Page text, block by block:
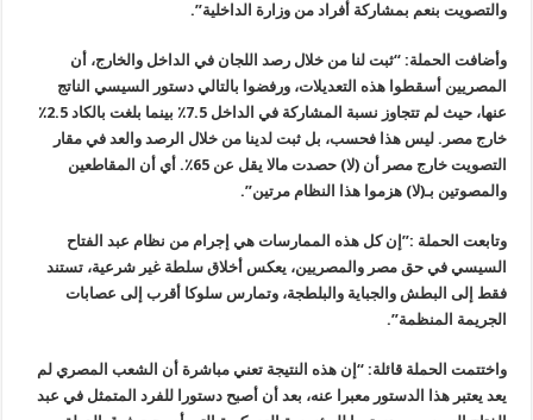
والتصويت بنعم بمشاركة أفراد من وزارة الداخلية”.
وأضافت الحملة: “ثبت لنا من خلال رصد اللجان في الداخل والخارج، أن
المصريين أسقطوا هذه التعديلات، ورفضوا بالتالي دستور السيسي الناتج
عنها، حيث لم تتجاوز نسبة المشاركة في الداخل 7.5٪ بينما بلغت بالكاد 2.5٪
خارج مصر. ليس هذا فحسب، بل ثبت لدينا من خلال الرصد والعد في مقار
التصويت خارج مصر أن (لا) حصدت مالا يقل عن 65٪. أي أن المقاطعين
والمصوتين بـ(لا) هزموا هذا النظام مرتين”.
وتابعت الحملة :”إن كل هذه الممارسات هي إجرام من نظام عبد الفتاح
السيسي في حق مصر والمصريين، يعكس أخلاق سلطة غير شرعية، تستند
فقط إلى البطش والجباية والبلطجة، وتمارس سلوكا أقرب إلى عصابات
الجريمة المنظمة”.
واختتمت الحملة قائلة: “إن هذه النتيجة تعني مباشرة أن الشعب المصري لم
يعد يعتبر هذا الدستور معبرا عنه، بعد أن أصبح دستورا للفرد المتمثل في عبد